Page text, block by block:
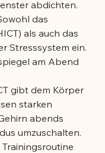
abdichten.
das
als auch das
Stresssystem ein.
am Abend
gibt dem Körper
starken
abends
umzuschalten.
Trainingsroutine